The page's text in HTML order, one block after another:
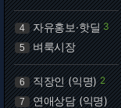
4 자유홍보·핫딜 3
5 벼룩시장
6 직장인 (익명) 2
7 연애상담 (익명)